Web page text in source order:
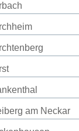
am Neckar